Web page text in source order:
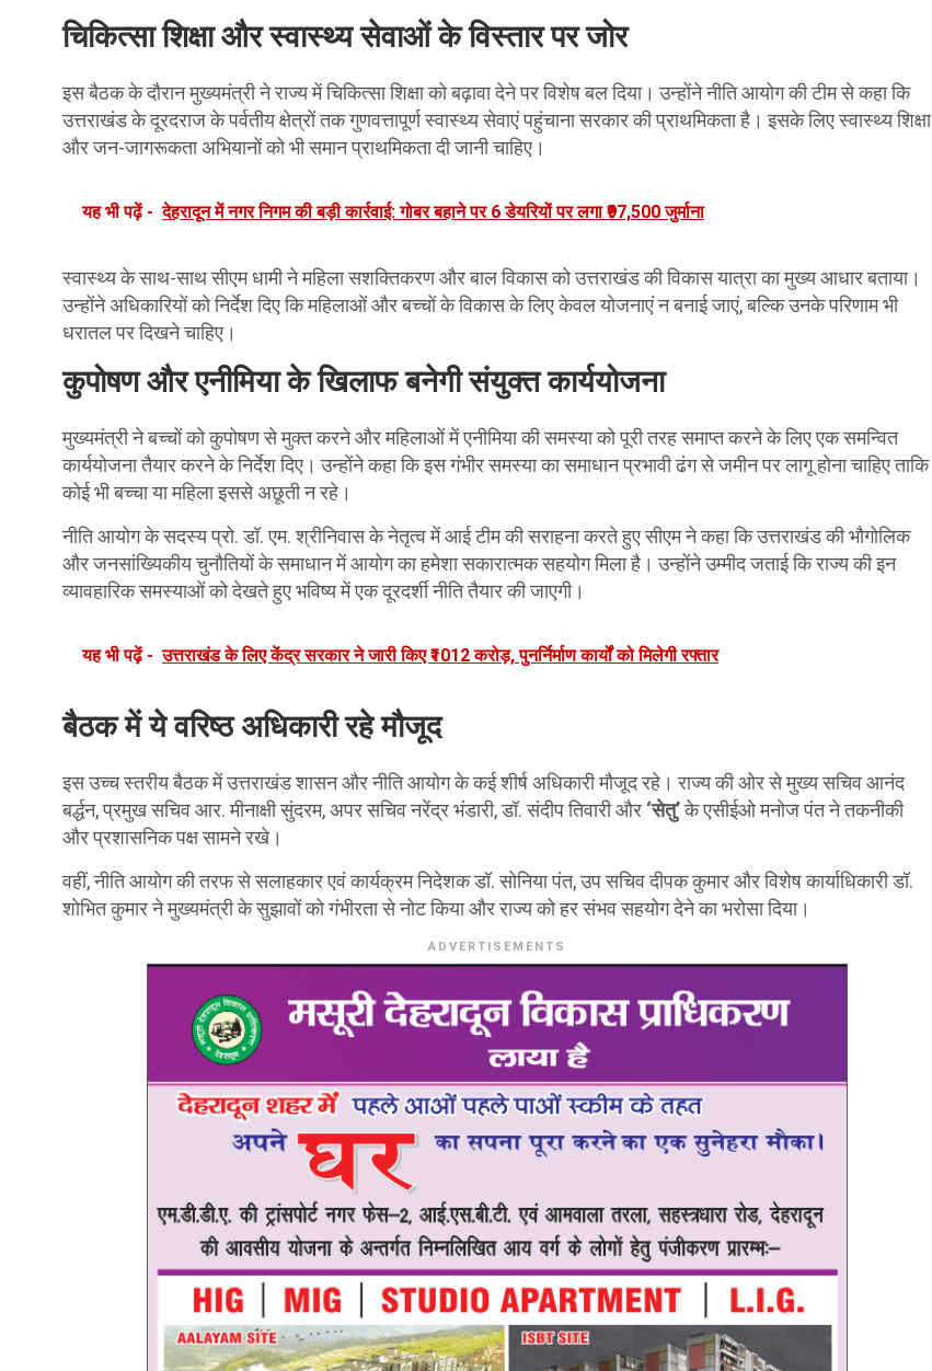
चिकित्सा शिक्षा और स्वास्थ्य सेवाओं के विस्तार पर जोर
इस बैठक के दौरान मुख्यमंत्री ने राज्य में चिकित्सा शिक्षा को बढ़ावा देने पर विशेष बल दिया। उन्होंने नीति आयोग की टीम से कहा कि
उत्तराखंड के दूरदराज के पर्वतीय क्षेत्रों तक गुणवत्तापूर्ण स्वास्थ्य सेवाएं पहुंचाना सरकार की प्राथमिकता है। इसके लिए स्वास्थ्य शिक्षा
और जन-जागरूकता अभियानों को भी समान प्राथमिकता दी जानी चाहिए।
यह भी पढ़ें - देहरादून में नगर निगम की बड़ी कार्रवाई: गोबर बहाने पर 6 डेयरियों पर लगा ₹97,500 जुर्माना
स्वास्थ्य के साथ-साथ सीएम धामी ने महिला सशक्तिकरण और बाल विकास को उत्तराखंड की विकास यात्रा का मुख्य आधार बताया।
उन्होंने अधिकारियों को निर्देश दिए कि महिलाओं और बच्चों के विकास के लिए केवल योजनाएं न बनाई जाएं, बल्कि उनके परिणाम भी
धरातल पर दिखने चाहिए।
कुपोषण और एनीमिया के खिलाफ बनेगी संयुक्त कार्ययोजना
मुख्यमंत्री ने बच्चों को कुपोषण से मुक्त करने और महिलाओं में एनीमिया की समस्या को पूरी तरह समाप्त करने के लिए एक समन्वित
कार्ययोजना तैयार करने के निर्देश दिए। उन्होंने कहा कि इस गंभीर समस्या का समाधान प्रभावी ढंग से जमीन पर लागू होना चाहिए ताकि
कोई भी बच्चा या महिला इससे अछूती न रहे।
नीति आयोग के सदस्य प्रो. डॉ. एम. श्रीनिवास के नेतृत्व में आई टीम की सराहना करते हुए सीएम ने कहा कि उत्तराखंड की भौगोलिक
और जनसांख्यिकीय चुनौतियों के समाधान में आयोग का हमेशा सकारात्मक सहयोग मिला है। उन्होंने उम्मीद जताई कि राज्य की इन
व्यावहारिक समस्याओं को देखते हुए भविष्य में एक दूरदर्शी नीति तैयार की जाएगी।
यह भी पढ़ें - उत्तराखंड के लिए केंद्र सरकार ने जारी किए ₹1012 करोड़, पुनर्निर्माण कार्यों को मिलेगी रफ्तार
बैठक में ये वरिष्ठ अधिकारी रहे मौजूद
इस उच्च स्तरीय बैठक में उत्तराखंड शासन और नीति आयोग के कई शीर्ष अधिकारी मौजूद रहे। राज्य की ओर से मुख्य सचिव आनंद
बर्द्धन, प्रमुख सचिव आर. मीनाक्षी सुंदरम, अपर सचिव नरेंद्र भंडारी, डॉ. संदीप तिवारी और ‘सेतु’के एसीईओ मनोज पंत ने तकनीकी
और प्रशासनिक पक्ष सामने रखे।
वहीं, नीति आयोग की तरफ से सलाहकार एवं कार्यक्रम निदेशक डॉ. सोनिया पंत, उप सचिव दीपक कुमार और विशेष कार्याधिकारी डॉ.
शोभित कुमार ने मुख्यमंत्री के सुझावों को गंभीरता से नोट किया और राज्य को हर संभव सहयोग देने का भरोसा दिया।
ADVERTISEMENTS